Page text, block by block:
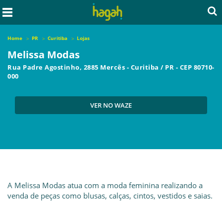
Home PR Curitiba Lojas
Melissa Modas
Rua Padre Agostinho, 2885 Mercês - Curitiba / PR - CEP 80710-
000
VER NO WAZE
A Melissa Modas atua com a moda feminina realizando a
venda de peças como blusas, calças, cintos, vestidos e saias.